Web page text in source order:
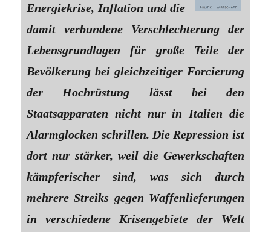
Energiekrise, Inflation und die
damit verbundene Verschlechterung der
Lebensgrundlagen für große Teile der
Bevölkerung bei gleichzeitiger Forcierung
der Hochrüstung lässt bei den
Staatsapparaten nicht nur in Italien die
Alarmglocken schrillen. Die Repression ist
dort nur stärker, weil die Gewerkschaften
kämpferischer sind, was sich durch
mehrere Streiks gegen Waffenlieferungen
in verschiedene Krisengebiete der Welt